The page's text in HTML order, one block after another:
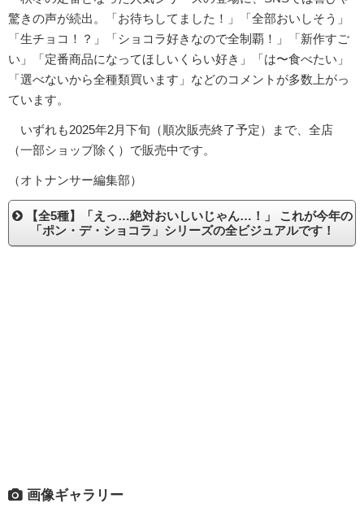
驚きの声が続出。「お待ちしてました！」「全部おいしそう」
「生チョコ！？」「ショコラ好きなので全制覇！」「新作すご
い」「定番商品になってほしいくらい好き」「は〜食べたい」
「選べないから全種類買います」などのコメントが多数上がっ
ています。
いずれも2025年2月下旬（順次販売終了予定）まで、全店
（一部ショップ除く）で販売中です。
（オトナンサー編集部）
【全5種】「えっ…絶対おいしいじゃん…！」 これが今年の
「ポン・デ・ショコラ」シリーズの全ビジュアルです！
画像ギャラリー